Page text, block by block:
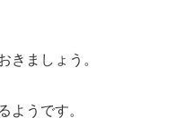
きましょう。
ようです。